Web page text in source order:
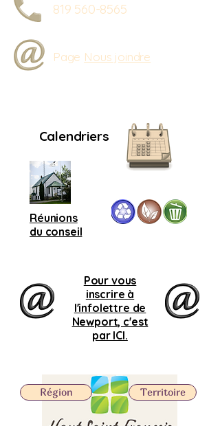
819 560-8565
Page Nous joindre
Réunions
du conseil
Calendriers
Pour vous
inscrire à
l'infolettre de
Newport, c'est
par ICI.
Territoire
Région